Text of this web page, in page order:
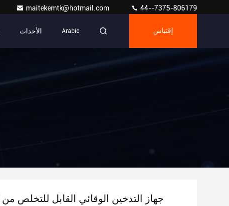
maitekemtk@hotmail.com 44--7375-806179
الأحداث Arabic إقتباس